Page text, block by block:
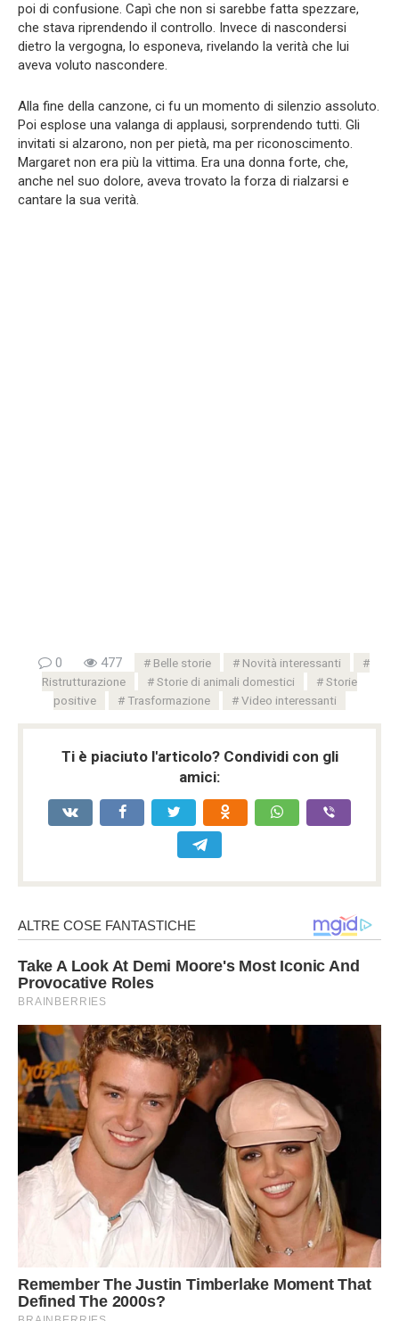
poi di confusione. Capì che non si sarebbe fatta spezzare,
che stava riprendendo il controllo. Invece di nascondersi
dietro la vergogna, lo esponeva, rivelando la verità che lui
aveva voluto nascondere.
Alla fine della canzone, ci fu un momento di silenzio assoluto.
Poi esplose una valanga di applausi, sorprendendo tutti. Gli
invitati si alzarono, non per pietà, ma per riconoscimento.
Margaret non era più la vittima. Era una donna forte, che,
anche nel suo dolore, aveva trovato la forza di rialzarsi e
cantare la sua verità.
0 477 Belle storie
Novità interessanti
Ristrutturazione
Storie di animali domestici
Storie
positive
Trasformazione Video interessanti
Ti è piaciuto l'articolo? Condividi con gli
amici: